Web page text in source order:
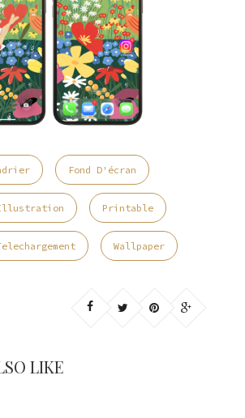
Fond D'écran
Printable
Wallpaper
LIKE